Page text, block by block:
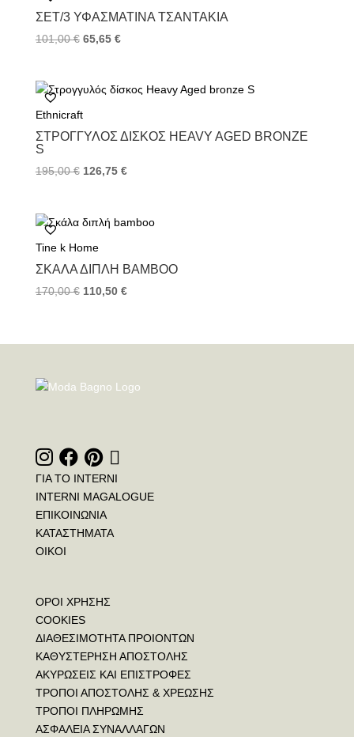
ΣΕΤ/3 ΥΦΑΣΜΆΤΙΝΑ ΤΣΑΝΤΆΚΙΑ
101,00€ 65,65 €
Ethnicraft
ΣΤΡΟΓΓΥΛΌΣ ΔΊΣΚΟΣ HEAVY AGED BRONZE
S
195,00€ 126,75 €
Tine k Home
ΣΚΆΛΑ ΔΙΠΛΉ BAMBOO
170,00€ 110,50 €
ΓΙΑ ΤΟ INTERNI
INTERNI MAGALOGUE
ΕΠΙΚΟΙΝΩΝΙΑ
ΚΑΤΑΣΤΗΜΑΤΑ
ΟΙΚΟΙ
ΟΡΟΙ ΧΡΗΣΗΣ
COOKIES
ΔΙΑΘΕΣΙΜΟΤΗΤΑ ΠΡΟΙΟΝΤΩΝ
ΚΑΘΥΣΤΕΡΗΣΗ ΑΠΟΣΤΟΛΗΣ
ΑΚΥΡΩΣΕΙΣ ΚΑΙ ΕΠΙΣΤΡΟΦΕΣ
ΤΡΟΠΟΙ ΑΠΟΣΤΟΛΗΣ & ΧΡΕΩΣΗΣ
ΤΡΟΠΟΙ ΠΛΗΡΩΜΗΣ
ΑΣΦΑΛΕΙΑ ΣΥΝΑΛΛΑΓΩΝ